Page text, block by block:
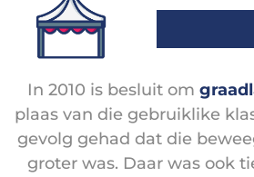
In 2010 is besluit om
plaas van die gebruiklike
gevolg gehad dat die
groter was. Daar was ook